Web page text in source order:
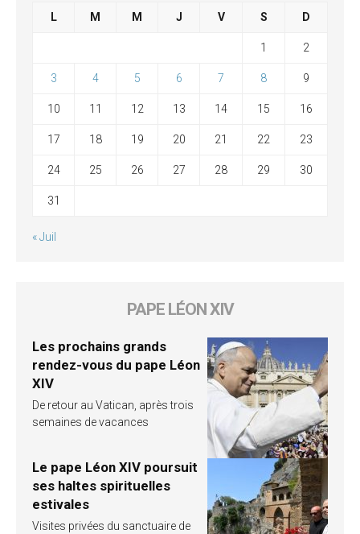
L M M J V S D
1 2
3 4 5 6 7 8 9
10 11 12 13 14 15 16
17 18 19 20 21 22 23
24 25 26 27 28 29 30
31
« Juil
PAPE LÉON XIV
Les prochains grands
rendez-vous du pape Léon
XIV
De retour au Vatican, après trois
semaines de vacances
Le pape Léon XIV poursuit
ses haltes spirituelles
estivales
Visites privées du sanctuaire de